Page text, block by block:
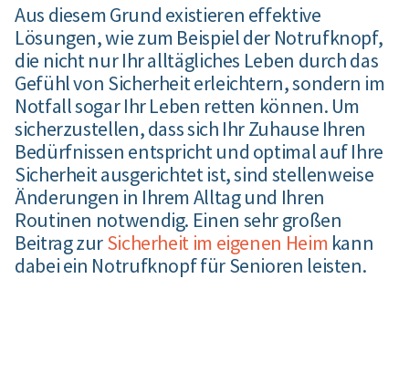
Aus diesem Grund existieren effektive
Lösungen, wie zum Beispiel der Notrufknopf,
die nicht nur Ihr alltägliches Leben durch das
Gefühl von Sicherheit erleichtern, sondern im
Notfall sogar Ihr Leben retten können. Um
sicherzustellen, dass sich Ihr Zuhause Ihren
Bedürfnissen entspricht und optimal auf Ihre
Sicherheit ausgerichtet ist, sind stellenweise
Änderungen in Ihrem Alltag und Ihren
Routinen notwendig. Einen sehr großen
Beitrag zurSicherheit im eigenen Heim kann
dabei ein Notrufknopf für Senioren leisten.